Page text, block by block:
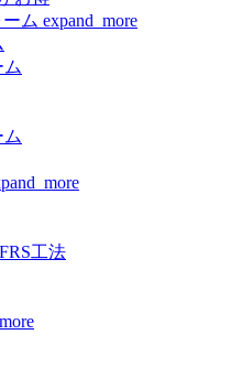
ム expand_more
工法